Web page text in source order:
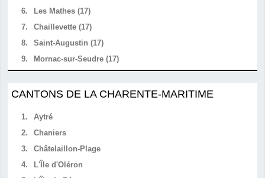
6.
Les Mathes (17)
7.
Chaillevette (17)
8.
Saint-Augustin (17)
9.
Mornac-sur-Seudre (17)
CANTONS DE LA CHARENTE-MARITIME
1.
Aytré
2.
Chaniers
3.
Châtelaillon-Plage
4.
L'Île d'Oléron